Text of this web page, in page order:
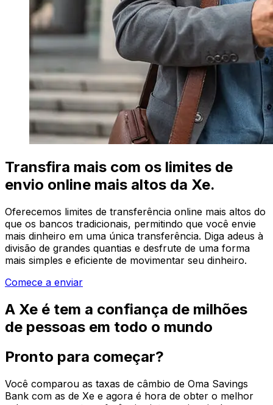
Transfira mais com os limites de
envio online mais altos da Xe.
Oferecemos limites de transferência online mais altos do
que os bancos tradicionais, permitindo que você envie
mais dinheiro em uma única transferência. Diga adeus à
divisão de grandes quantias e desfrute de uma forma
mais simples e eficiente de movimentar seu dinheiro.
Comece a enviar
A Xe é tem a confiança de milhões
de pessoas em todo o mundo
Pronto para começar?
Você comparou as taxas de câmbio de Oma Savings
Bank com as de Xe e agora é hora de obter o melhor